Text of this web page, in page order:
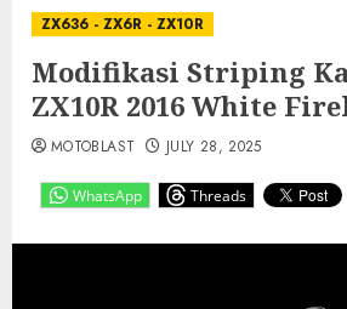
ZX636 - ZX6R - ZX10R
Modifikasi Striping
ZX10R 2016 White
WhatsApp Threads
MOTOBLAST JULY 28, 2025